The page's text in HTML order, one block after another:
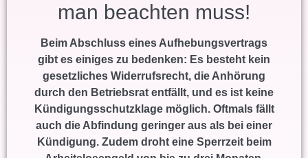
man beachten muss!
Beim Abschluss eines Aufhebungsvertrags
gibt es einiges zu bedenken: Es besteht kein
gesetzliches Widerrufsrecht, die Anhörung
durch den Betriebsrat entfällt, und es ist keine
Kündigungsschutzklage möglich. Oftmals fällt
auch die Abfindung geringer aus als bei einer
Kündigung. Zudem droht eine Sperrzeit beim